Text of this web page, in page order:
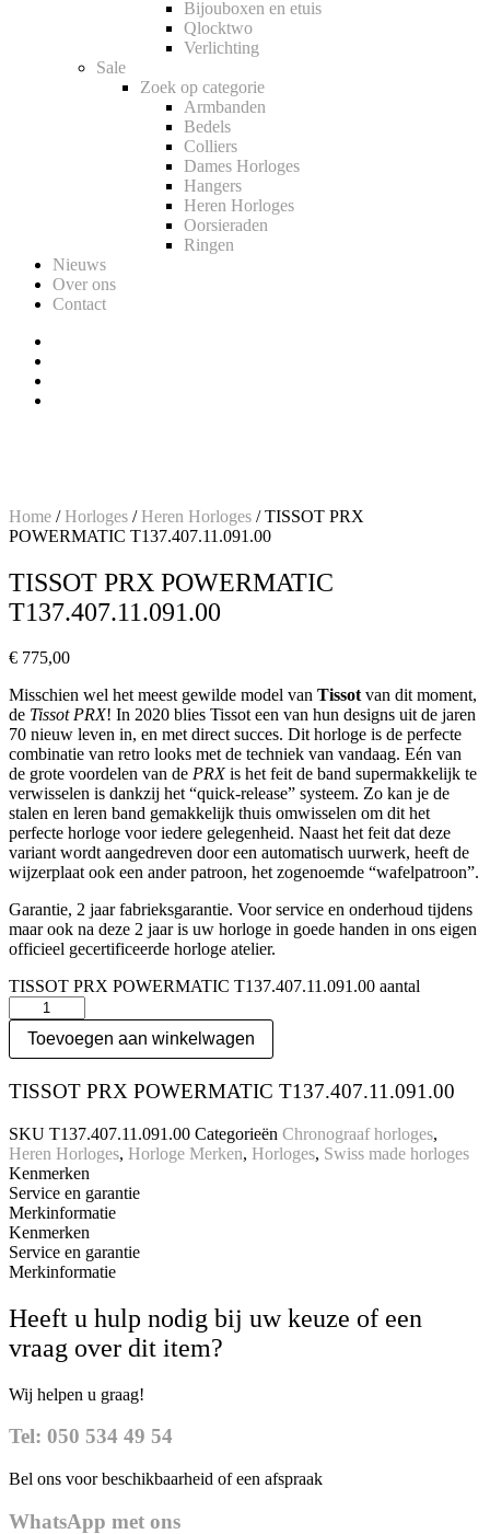
Bijouboxen en etuis
Qlocktwo
Verlichting
Sale
Zoek op categorie
Armbanden
Bedels
Colliers
Dames Horloges
Hangers
Heren Horloges
Oorsieraden
Ringen
Nieuws
Over ons
Contact
Home /Horloges /Heren Horloges / TISSOT PRX
POWERMATIC T137.407.11.091.00
TISSOT PRX POWERMATIC
T137.407.11.091.00
€ 775,00
Misschien wel het meest gewilde model van Tissotvan dit moment,
de Tissot PRX! In 2020 blies Tissot een van hun designs uit de jaren
70 nieuw leven in, en met direct succes. Dit horloge is de perfecte
combinatie van retro looks met de techniek van vandaag. Eén van
de grote voordelen van de PRXis het feit de band supermakkelijk te
verwisselen is dankzij het “quick-release” systeem. Zo kan je de
stalen en leren band gemakkelijk thuis omwisselen om dit het
perfecte horloge voor iedere gelegenheid. Naast het feit dat deze
variant wordt aangedreven door een automatisch uurwerk, heeft de
wijzerplaat ook een ander patroon, het zogenoemde “wafelpatroon”.
Garantie, 2 jaar fabrieksgarantie. Voor service en onderhoud tijdens
maar ook na deze 2 jaar is uw horloge in goede handen in ons eigen
officieel gecertificeerde horloge atelier.
TISSOT PRX POWERMATIC T137.407.11.091.00 aantal
Toevoegen aan winkelwagen
TISSOT PRX POWERMATIC T137.407.11.091.00
SKU T137.407.11.091.00 Categorieën Chronograaf horloges,
Heren Horloges, Horloge Merken, Horloges, Swiss made horloges
Kenmerken
Service en garantie
Merkinformatie
Kenmerken
Service en garantie
Merkinformatie
Heeft u hulp nodig bij uw keuze of een
vraag over dit item?
Wij helpen u graag!
Tel: 050 534 49 54
Bel ons voor beschikbaarheid of een afspraak
WhatsApp met ons